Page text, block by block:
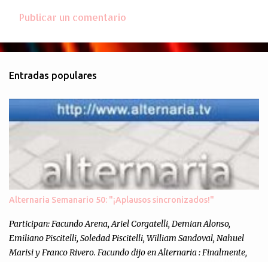
Publicar un comentario
Entradas populares
Alternaria Semanario 50: "¡Aplausos sincronizados!"
Participan: Facundo Arena, Ariel Corgatelli, Demian Alonso,
Emiliano Piscitelli, Soledad Piscitelli, William Sandoval, Nahuel
Marisi y Franco Rivero. Facundo dijo en Alternaria : Finalmente,